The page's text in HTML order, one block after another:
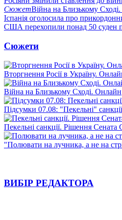
СюжетВійна на Близькому
Іспанія оголосила про
США перехопили понад 50 суден
Сюжети
Вторгнення Росії в Україну.
Війна на Близькому Сході. Онлайн
Підсумки 07.08: "Пекельні"
Пекельні санкції. Рішення
"Полювати на лучника, а не на
ВИБІР РЕДАКТОРА